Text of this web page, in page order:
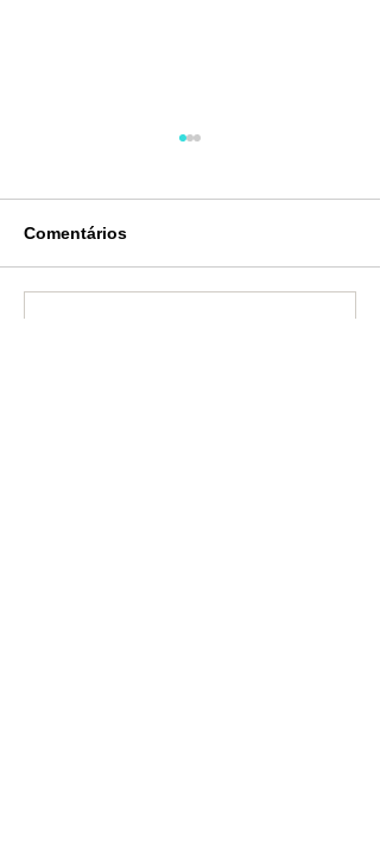
Comentários